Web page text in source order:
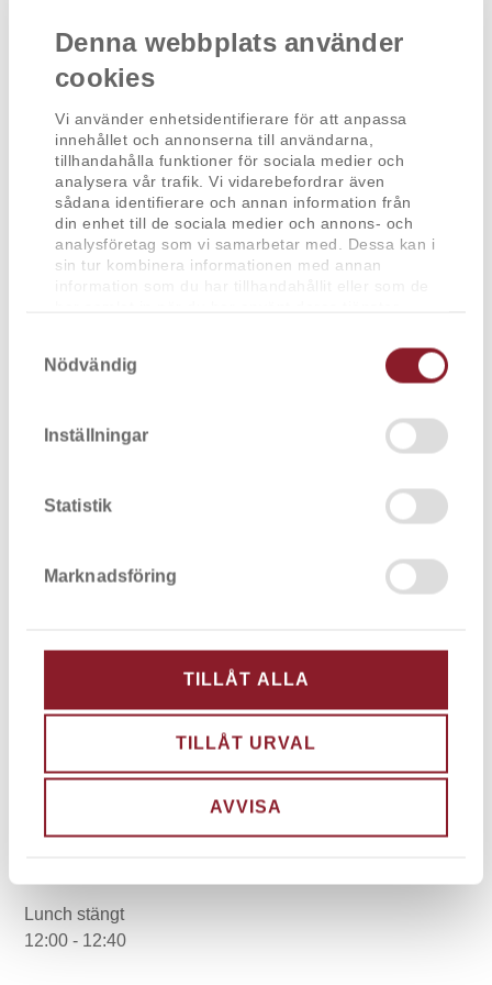
Denna webbplats använder
cookies
Vi använder enhetsidentifierare för att anpassa
innehållet och annonserna till användarna,
tillhandahålla funktioner för sociala medier och
analysera vår trafik. Vi vidarebefordrar även
sådana identifierare och annan information från
din enhet till de sociala medier och annons- och
analysföretag som vi samarbetar med. Dessa kan i
sin tur kombinera informationen med annan
Nödvändig
Inställningar
Statistik
Marknadsföring
TILLÅT ALLA
TILLÅT URVAL
AVVISA
professionell vård.
Öppettider team Frida Lundin:
Måndag
07.30 - 16.30
Tisdag
07.30 - 16.00
Onsdag
07.30 - 14.30
07:30 - 11:00
12:00 - 12:40
Onsdag
Torsdag
Lunch stängt
12:00 - 12:40